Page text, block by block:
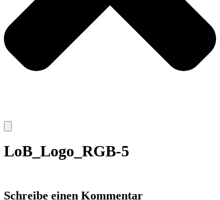
LoB_Logo_RGB-5
Schreibe einen Kommentar